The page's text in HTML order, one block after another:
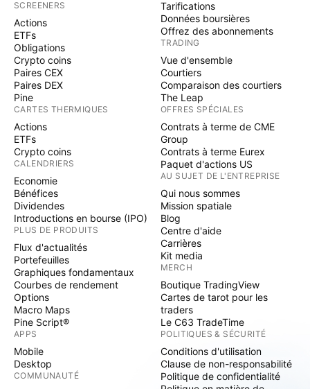
SCREENERS
Actions
ETFs
Obligations
Crypto coins
Paires CEX
Paires DEX
Pine
CARTES THERMIQUES
Actions
ETFs
Crypto coins
CALENDRIERS
Economie
Bénéfices
Dividendes
Introductions en bourse (IPO)
PLUS DE PRODUITS
Flux d'actualités
Portefeuilles
Graphiques fondamentaux
Courbes de rendement
Options
Macro Maps
Pine Script®
APPS
Mobile
Desktop
COMMUNAUTÉ
Tarifications
Données boursières
Offrez des abonnements
TRADING
Vue d'ensemble
Courtiers
Comparaison des courtiers
The Leap
OFFRES SPÉCIALES
Contrats à terme de CME
Group
Contrats à terme Eurex
Paquet d'actions US
AU SUJET DE L'ENTREPRISE
Qui nous sommes
Mission spatiale
Blog
Centre d'aide
Carrières
Kit media
MERCH
Boutique TradingView
Cartes de tarot pour les
traders
Le C63 TradeTime
POLITIQUES & SÉCURITÉ
Conditions d'utilisation
Clause de non-responsabilité
Politique de confidentialité